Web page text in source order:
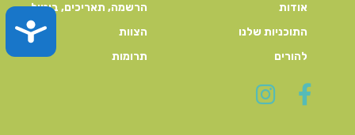
אודות
הרשמה, תאריכים, ביטול
התוכניות שלנו
הצוות
להורים
תרומות